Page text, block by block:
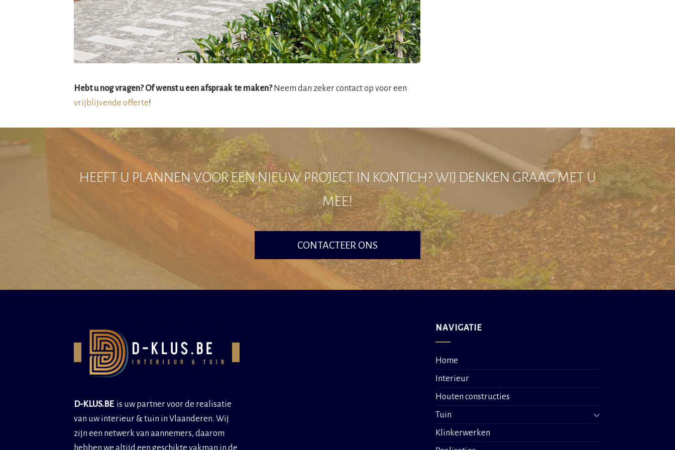
Hebt u nog vragen? Of wenst u een afspraak te maken?Neem dan zeker contact op voor een
vrijblijvende offerte!
HEEFT U PLANNEN VOOR EEN NIEUW PROJECT IN KONTICH? WIJ DENKEN GRAAG MET U
MEE!
CONTACTEER ONS
D-KLUS.BEis uw partner voor de realisatie
van uw interieur & tuin in Vlaanderen. Wij
zijn een netwerk van aannemers, daarom
hebben we altijd een geschikte vakman in de
NAVIGATIE
Home
Interieur
Houten constructies
Tuin
Klinkerwerken